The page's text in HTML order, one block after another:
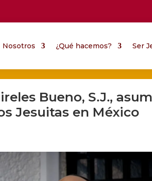
Nosotros ¿Qué hacemos? Ser
Bueno, S.J.,
Jesuitas en México